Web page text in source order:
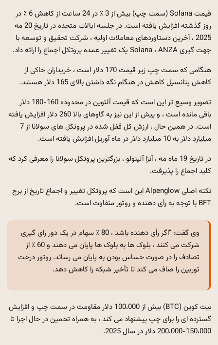
قیمت Solana (سمت چپ) بیش از 3 ٪ در 24 ساعت از کاهش 6 ٪ در
روز گذشته افزایش یافته است. در جلسه ایالات متحده در تاریخ 20 مه
2025 ، آخرین دستاوردهای معاملات اولیه ، شرکت تحقیق و توسعه با
جهت گیری Solana ، ANZA یک تغییر عمده پروتکل اجماع را ارائه داد.
هنگامی که سمت چپ زیر قیمت 170 دلار است ، خریداران حاکی از
کاهش پتانسیل کاهش در هنگام نگه داشتن بالای 165 دلار هستند.
تصویر وسیع تر این است که قیمت آلتوین در محدوده 160-180 دلار
باقی مانده است ، و پیش از این نیز به گاوهای بالا 260 دلار افزایش یافته
است. در همین حال ، ارزش کل قفل شده در پروتکل های سولانا از 7
میلیارد دلار به 10 میلیارد دلار در ماه آوریل افزایش یافته است.
در تاریخ 19 ماه مه ، آنزا آلپنولو ، بزرگترین پروتکل سولانا را معرفی کرد که
کلید اجماع را پذیرفت.
نکته اصلی Alpenglow این است که پروتکل تغییر و اجماع تاریخ از برج
BFT با توجه به رأی دهنده و روتور متفاوت است.
وی گفت: “اگر رأی دهنده باشد ، 80 ٪ سهام در یک دور رای گیری
شرکت می کنند ، بلوک ها به بلوک ها پایان می دهند و 60 ٪ از
تصادف را در صورت حساس بودن به پایان می رساند. روتور درخت
توربین را صاف می کند تا تأخیر شبکه را کاهش دهد.
بیت کوین (BTC) بیش از 100،000 دلار مقاومت در سمت چپ و افزایش
گسترده ای را برای چپ پیشنهاد می کند ، به همراه تخمین در حال اجرا تا
150،000-200،000 دلار در سال 2025.